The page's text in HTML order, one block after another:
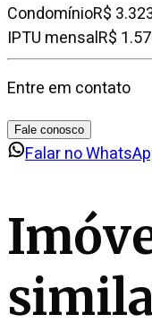
CondomínioR$
IPTU mensalR$
Entre em contato
Fale conosco
Falar no